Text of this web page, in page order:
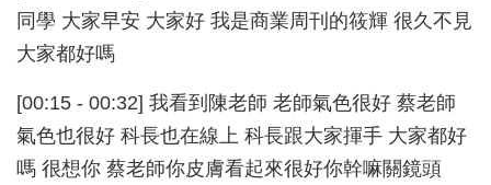
同學 大家早安 大家好 我是商業周刊的筱輝 很久不見
大家都好嗎
[00:15 - 00:32] 我看到陳老師 老師氣色很好 蔡老師
氣色也很好 科長也在線上 科長跟大家揮手 大家都好
嗎 很想你 蔡老師你皮膚看起來很好你幹嘛關鏡頭